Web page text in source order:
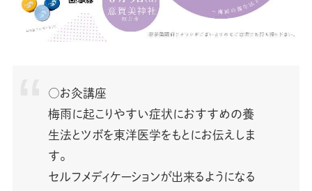
○お灸講座
梅雨に起こりやすい症状におすすめの養
生法とツボを東洋医学をもとにお伝えしま
す。⁡
セルフメディケーションが出来るようになる